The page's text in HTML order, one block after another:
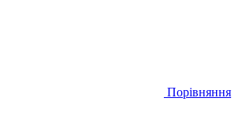
Порівняння